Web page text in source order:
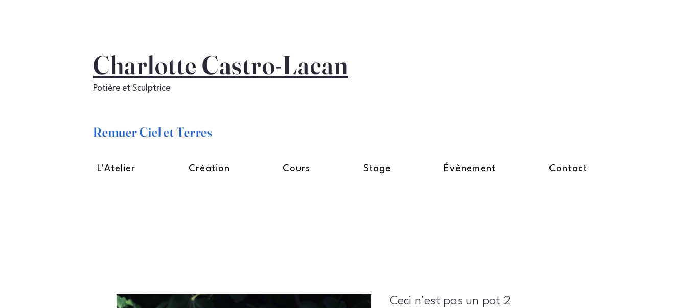
Charlotte Castro-Lacan
Potière et Sculptrice
Remuer Ciel et Terres
L'Atelier Création Cours Stage Évènement Contact
Ceci n'est pas un pot 2